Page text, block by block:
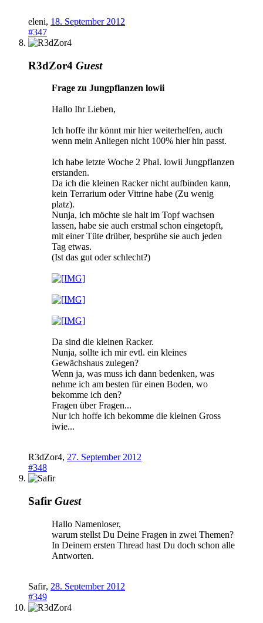
eleni, 18. September 2012
#347
R3dZor4 Guest
Frage zu Jungpflanzen lowii
Hallo Ihr Lieben,
Ich hoffe ihr könnt mir hier weiterhelfen, auch
wenn mein Anliegen nicht 100% hier hin passt.
Ich habe letzte Woche 2 Phal. lowii Jungpflanzen
erstanden.
Da ich die kleinen Racker nicht aufbinden kann,
kein Terrarium oder Vitrine habe (Zu wenig
platz).
Nunja, ich möchte sie halt im Topf wachsen
lassen, habe sie auch erstmal schon eingetopft,
mit einer Tüte drüber, besprühe sie auch jeden
Tag etwas.
(Ist das gut oder schlecht?)
Da sind die kleinen Racker.
Nunja, sollte ich mir evtl. ein kleines
Gewächshaus zulegen?
Wenn ja, was muss ich dann bedenken, was
nehme ich am besten für einen Boden, wo
bekomme ich den?
Fragen über Fragen...
Nur ich hoffe ich bekomme die kleinen Gross
iwie...
R3dZor4, 27. September 2012
#348
Safir Guest
Hallo Namenloser,
warum stellst Du Deine Fragen in zwei Themen?
In Deinem ersten Thread hast Du doch schon alle
Antworten.
Safir, 28. September 2012
#349